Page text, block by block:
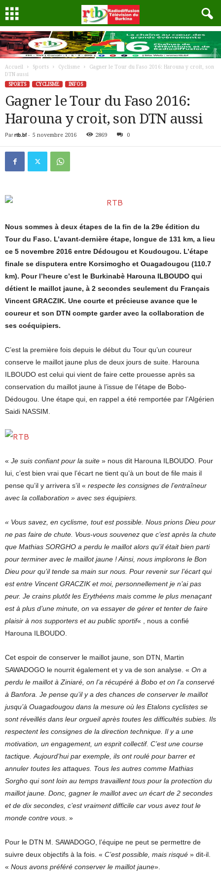
Accueil Sports Cyclisme
Gagner le Tour du Faso 2016: Harouna y croit, son
DTN aussi
SPORTS
CYCLISME INFOS
Gagner le Tour du Faso 2016:
Harouna y croit, son DTN aussi
Par rtb.bf- 5 novembre 2016 2869 0
Nous sommes à deux étapes de la fin de la 29e édition du
Tour du Faso. L’avant-dernière étape, longue de 131 km, a lieu
ce 5 novembre 2016 entre Dédougou et Koudougou. L’étape
finale se disputera entre Korsimogho et Ouagadougou (110.7
km). Pour l’heure c’est le Burkinabè Harouna ILBOUDO qui
détient le maillot jaune, à 2 secondes seulement du Français
Vincent GRACZIK. Une courte et précieuse avance que le
coureur et son DTN compte garder avec la collaboration de
ses coéquipiers.
C’est la première fois depuis le début du Tour qu’un coureur
conserve le maillot jaune plus de deux jours de suite. Harouna
ILBOUDO est celui qui vient de faire cette prouesse après sa
conservation du maillot jaune à l’issue de l’étape de Bobo-
Dédougou. Une étape qui, en rappel a été remportée par l’Algérien
Saidi NASSIM.
« Je suis confiant pour la suite » nous dit Harouna ILBOUDO. Pour
lui, c’est bien vrai que l’écart ne tient qu’à un bout de file mais il
pense qu’il y arrivera s’il « respecte les consignes de l’entraîneur
avec la collaboration » avec ses équipiers.
« Vous savez, en cyclisme, tout est possible. Nous prions Dieu pour
ne pas faire de chute. Vous-vous souvenez que c’est après la chute
que Mathias SORGHO a perdu le maillot alors qu’il était bien parti
pour terminer avec le maillot jaune ! Ainsi, nous implorons le Bon
Dieu pour qu’il tende sa main sur nous. Pour revenir sur l’écart qui
est entre Vincent GRACZIK et moi, personnellement je n’ai pas
peur. Je crains plutôt les Erythéens mais comme le plus menaçant
est à plus d’une minute, on va essayer de gérer et tenter de faire
plaisir à nos supporters et au public sportif« , nous a confié
Harouna ILBOUDO.
Cet espoir de conserver le maillot jaune, son DTN, Martin
SAWADOGO le nourrit également et y va de son analyse. « On a
perdu le maillot à Ziniaré, on l’a récupéré à Bobo et on l’a conservé
à Banfora. Je pense qu’il y a des chances de conserver le maillot
jusqu’à Ouagadougou dans la mesure où les Etalons cyclistes se
sont réveillés dans leur orgueil après toutes les difficultés subies. Ils
respectent les consignes de la direction technique. Il y a une
motivation, un engagement, un esprit collectif. C’est une course
tactique. Aujourd’hui par exemple, ils ont roulé pour barrer et
annuler toutes les attaques. Tous les autres comme Mathias
Sorgho qui sont loin au temps travaillent tous pour la protection du
maillot jaune. Donc, gagner le maillot avec un écart de 2 secondes
et de dix secondes, c’est vraiment difficile car vous avez tout le
monde contre vous . »
Pour le DTN M. SAWADOGO, l’équipe ne peut se permettre de
suivre deux objectifs à la fois. « C’est possible, mais risqué » dit-il.
« Nous avons préféré conserver le maillot jaune».